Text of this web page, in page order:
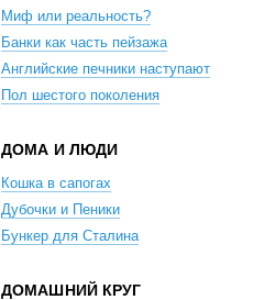
Миф или реальность?
Банки как часть пейзажа
Английские печники наступают
Пол шестого поколения
ДОМА И ЛЮДИ
Кошка в сапогах
Дубочки и Пеники
Бункер для Сталина
ДОМАШНИЙ КРУГ